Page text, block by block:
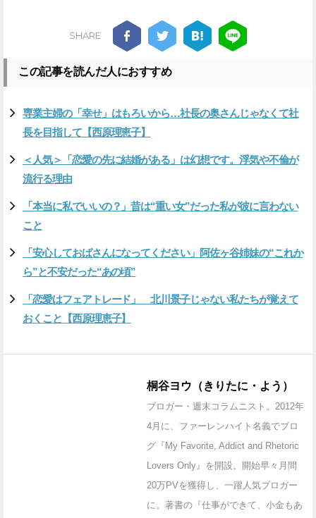
SHARE
この記事を読んだ人におすすめ
専業主婦の「幸せ」はもろいから…社長の奥さんじゃなくて社
長を目指して【西原理恵子】
＜人気＞「恋愛の先に結婚がある」は幻想です。浮気や不倫が
流行る理由
「本当に私でいいの？」昔は“重い女”だった私が彼に言わない
こと
「安心しておばさんになってください」阿佐ヶ谷姉妹の“これか
ら”と不安だった“あの頃”
「恋愛はフェアトレード」 北川景子じゃない私たちが覚えて
おくこと【西原理恵子】
桐谷ヨウ（きりたに・よう）
ブロガー・週末コラムニスト。2012年
4月に、ファーレンハイト名義でブロ
グ『My Favorite, Addict and Rhetoric
Lovers Only』を開設。開始早々月間
20万PVを獲得し、一躍人気ブロガー
に。著書の『仕事ができて、小金もあ